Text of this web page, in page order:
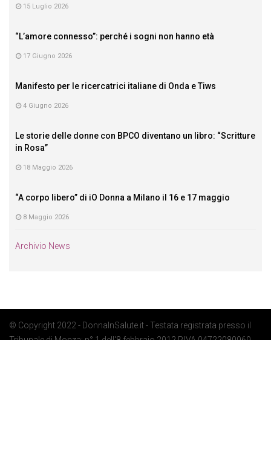
15 Luglio 2026
“L’amore connesso”: perché i sogni non hanno età
17 Giugno 2026
Manifesto per le ricercatrici italiane di Onda e Tiws
4 Giugno 2026
Le storie delle donne con BPCO diventano un libro: “Scritture
in Rosa”
18 Maggio 2026
“A corpo libero” di iO Donna a Milano il 16 e 17 maggio
8 Maggio 2026
Archivio News
© Copyright 2022 - DonnaInSalute.it - Testata registrata presso il
Tribunale di Monza: n° 1 dell'8 febbraio 2012 P.IVA 04722080969 -